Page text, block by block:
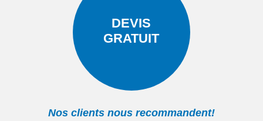
DEVIS
GRATUIT
Nos clients nous recommandent!